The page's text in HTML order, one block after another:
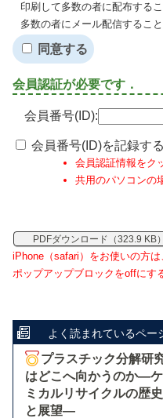
印刷して多数の者に配布する
多数の者にメール配信するこ
同意する
会員認証が必要です．
会員番号(ID):
会員番号(ID)を記録す
会員認証情報をク
共用のパソコンの
PDFダウンロード（323.9 KB）
iPhone（safari）をお使いの方
ポップアップブロックをoffにす
よく読まれているペー
プラスチック分解研
はどこへ向かうのか―ケ
ミカルリサイクルの歴史
と展望―